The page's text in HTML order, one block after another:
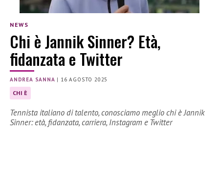
NEWS
Chi è Jannik Sinner? Età,
fidanzata e Twitter
ANDREA SANNA | 16 AGOSTO 2025
CHI È
Tennista italiano di talento, conosciamo meglio chi è Jannik
Sinner: età, fidanzata, carriera, Instagram e Twitter